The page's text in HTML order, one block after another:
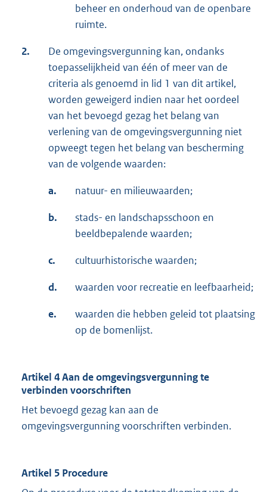
beheer en onderhoud van de openbare
ruimte.
2.
De omgevingsvergunning kan, ondanks
toepasselijkheid van één of meer van de
criteria als genoemd in lid 1 van dit artikel,
worden geweigerd indien naar het oordeel
van het bevoegd gezag het belang van
verlening van de omgevingsvergunning niet
opweegt tegen het belang van bescherming
van de volgende waarden:
a. natuur- en milieuwaarden;
b.
stads- en landschapsschoon en
beeldbepalende waarden;
c. cultuurhistorische waarden;
d. waarden voor recreatie en leefbaarheid;
e.
waarden die hebben geleid tot plaatsing
op de bomenlijst.
Artikel 4 Aan de omgevingsvergunning te
verbinden voorschriften
Het bevoegd gezag kan aan de
omgevingsvergunning voorschriften verbinden.
Artikel 5 Procedure